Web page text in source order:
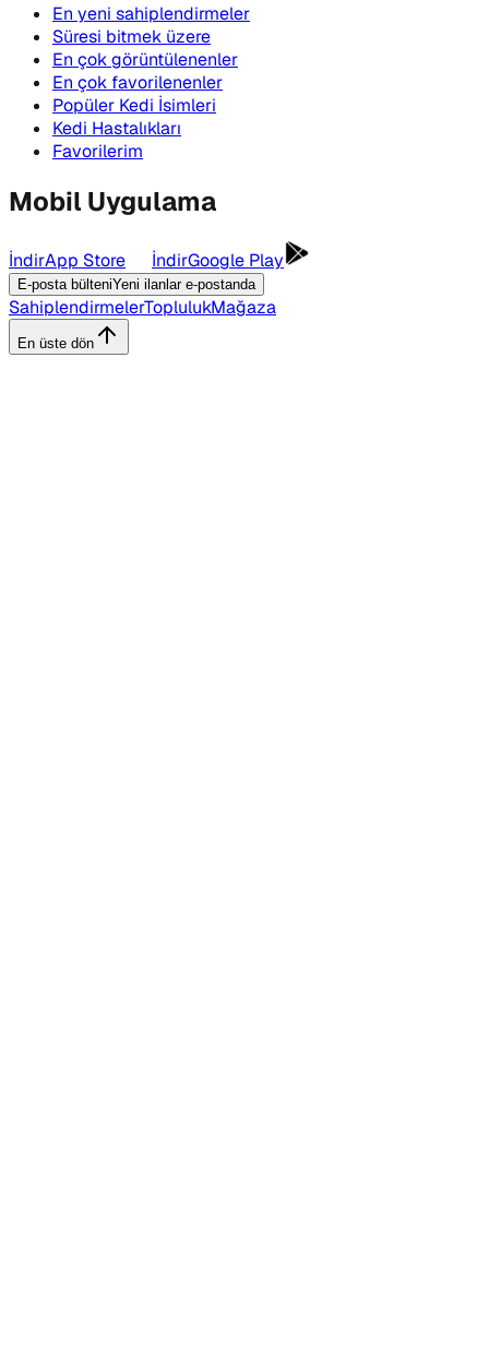
En yeni sahiplendirmeler
Süresi bitmek üzere
En çok görüntülenenler
En çok favorilenenler
Popüler Kedi İsimleri
Kedi Hastalıkları
Favorilerim
Mobil Uygulama
İndirApp Store İndirGoogle Play
E-posta bülteniYeni ilanlar e-postanda
SahiplendirmelerToplulukMağaza
En üste dön